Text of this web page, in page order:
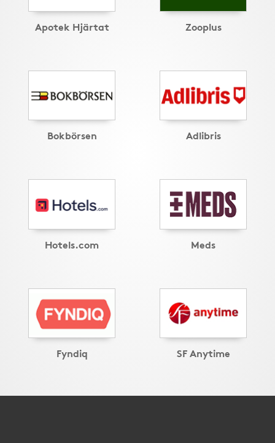
Apotek Hjärtat Zooplus
Bokbörsen Adlibris
Hotels.com Meds
Fyndiq SF Anytime